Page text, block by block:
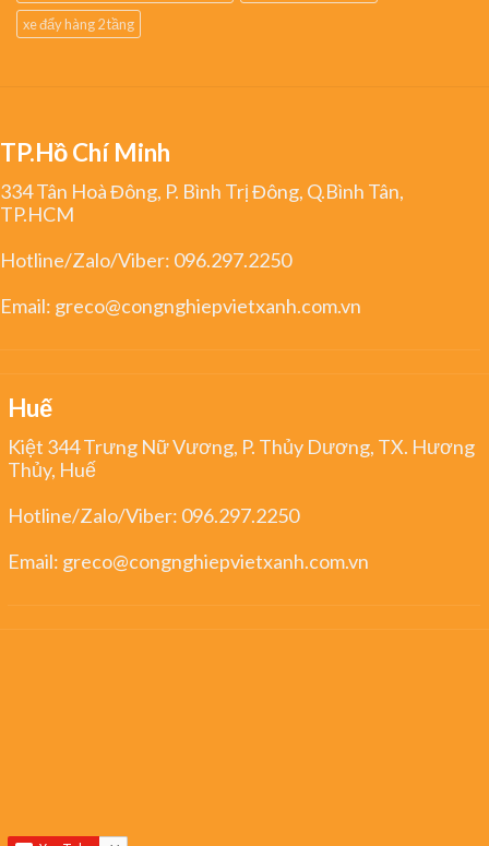
xe đẩy hàng 2 tầng
TP.Hồ Chí Minh
334 Tân Hoà Đông, P. Bình Trị Đông, Q.Bình Tân,
TP.HCM
Hotline/Zalo/Viber: 096.297.2250
Email: greco@congnghiepvietxanh.com.vn
Huế
Kiệt 344 Trưng Nữ Vương, P. Thủy Dương, TX. Hương
Thủy, Huế
Hotline/Zalo/Viber: 096.297.2250
Email: greco@congnghiepvietxanh.com.vn